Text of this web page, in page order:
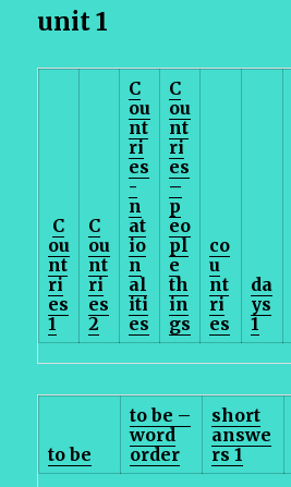
unit 1
C
ou
nt
ri
es
1
C
ou
nt
ri
es
2
C
ou
nt
ri
es
-
n
at
io
n
al
iti
es
C
ou
nt
ri
es
–
p
eo
pl
e
th
in
gs
co
u
nt
ri
es
da
ys
1
to be
to be –
word
order
short
answe
rs 1